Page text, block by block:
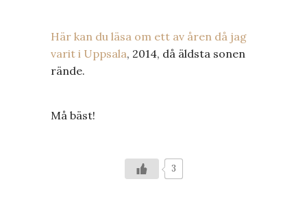
Här kan du läsa om ett av åren då jag
varit i Uppsala, 2014, då äldsta sonen
rände.
Må bäst!
3